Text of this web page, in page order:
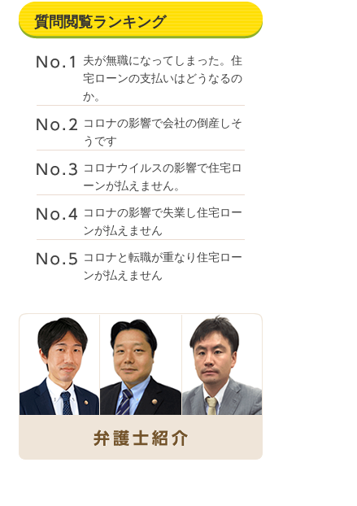
質問閲覧ランキング
夫が無職になってしまった。住
宅ローンの支払いはどうなるの
か。
コロナの影響で会社の倒産しそ
うです
コロナウイルスの影響で住宅ロ
ーンが払えません。
コロナの影響で失業し住宅ロー
ンが払えません
コロナと転職が重なり住宅ロー
ンが払えません